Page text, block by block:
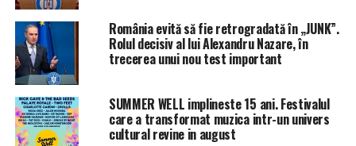
„Ideea constă în lipsirea statului de resurse pentru că
nu vrea să ne asculte”, spune unul din organizatorii
acțiunii, Pascal Rombaux.
Pe 15 noiembrie, participanții la această campanie se
vor reuni Piața Mare din Bruxelles (Gand Place), pentru
a-și exprima nemulțumirea față de reforma poliției.
România evită să fie retrogradată în „JUNK”.
Rolul decisiv al lui Alexandru Nazare, în
trecerea unui nou test important
SUMMER WELL implineste 15 ani. Festivalul
care a transformat muzica intr-un univers
cultural revine in august